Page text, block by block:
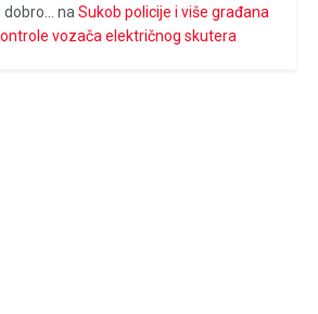
na Sukob policije i više građana
vozača električnog skutera